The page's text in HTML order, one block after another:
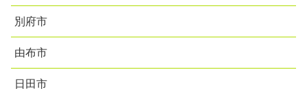
別府市
由布市
日田市